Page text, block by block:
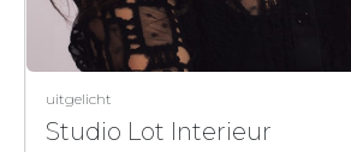
uitgelicht
Studio Lot Interieur